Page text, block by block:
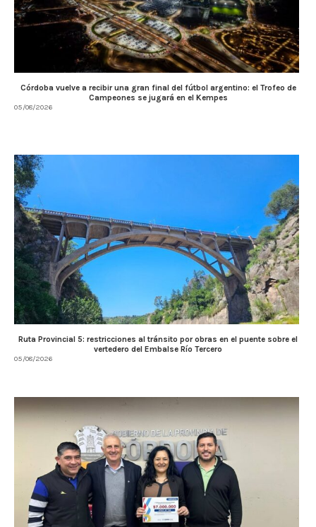
Córdoba vuelve a recibir una gran final del fútbol argentino: el Trofeo de
Campeones se jugará en el Kempes
05/08/2026
Ruta Provincial 5: restricciones al tránsito por obras en el puente sobre el
vertedero del Embalse Río Tercero
05/08/2026